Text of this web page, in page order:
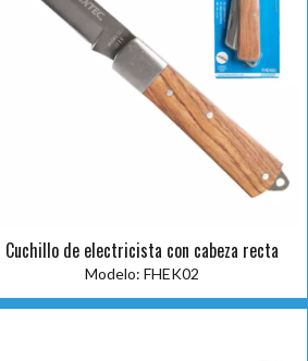
Cuchillo de electricista con cabeza recta
Modelo: FHEK02